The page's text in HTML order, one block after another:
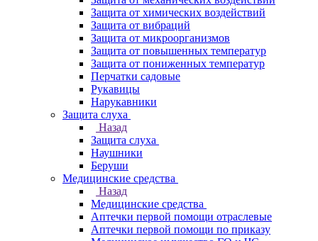
Защита от химических воздействий
Защита от вибраций
Защита от микроорганизмов
Защита от повышенных температур
Защита от пониженных температур
Перчатки садовые
Рукавицы
Нарукавники
Защита слуха
Назад
Защита слуха
Наушники
Беруши
Медицинские средства
Назад
Медицинские средства
Аптечки первой помощи отраслевые
Аптечки первой помощи по приказу